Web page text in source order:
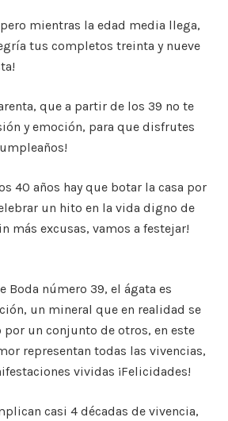
mientras la edad media llega,
tus completos treinta y nueve
que a partir de los 39 no te
y emoción, para que disfrutes
40 años hay que botar la casa por
un hito en la vida digno de
más excusas, vamos a festejar!
Boda número 39, el ágata es
un mineral que en realidad se
un conjunto de otros, en este
representan todas las vivencias,
vividas ¡Felicidades!
casi 4 décadas de vivencia,